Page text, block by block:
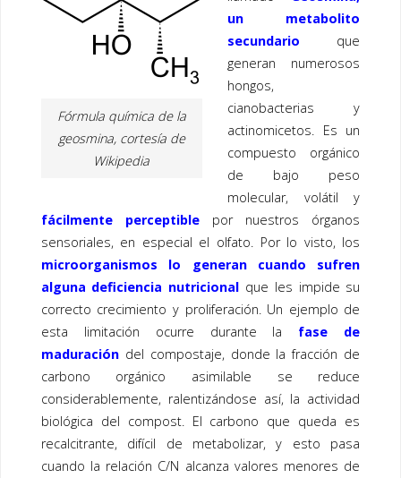
Fórmula química de la
geosmina, cortesía de
Wikipedia
un metabolito
secundario que
generan numerosos
hongos,
cianobacterias y
actinomicetos. Es un
compuesto orgánico
de bajo peso
molecular, volátil y
fácilmente perceptiblepor nuestros órganos
sensoriales, en especial el olfato. Por lo visto, los
microorganismos lo generan cuando sufren
alguna deficiencia nutricional que les impide su
correcto crecimiento y proliferación. Un ejemplo de
esta limitación ocurre durante la fase de
maduracióndel compostaje, donde la fracción de
carbono orgánico asimilable se reduce
considerablemente, ralentizándose así, la actividad
biológica del compost. El carbono que queda es
recalcitrante, difícil de metabolizar, y esto pasa
cuando la relación C/N alcanza valores menores de